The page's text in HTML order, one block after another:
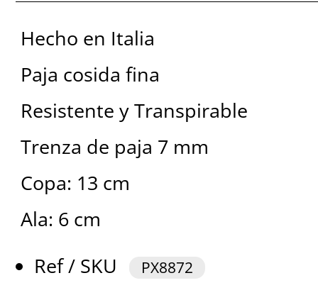
Hecho en Italia
Paja cosida fina
Resistente y Transpirable
Trenza de paja 7 mm
Copa: 13 cm
Ala: 6 cm
Ref / SKU
PX8872